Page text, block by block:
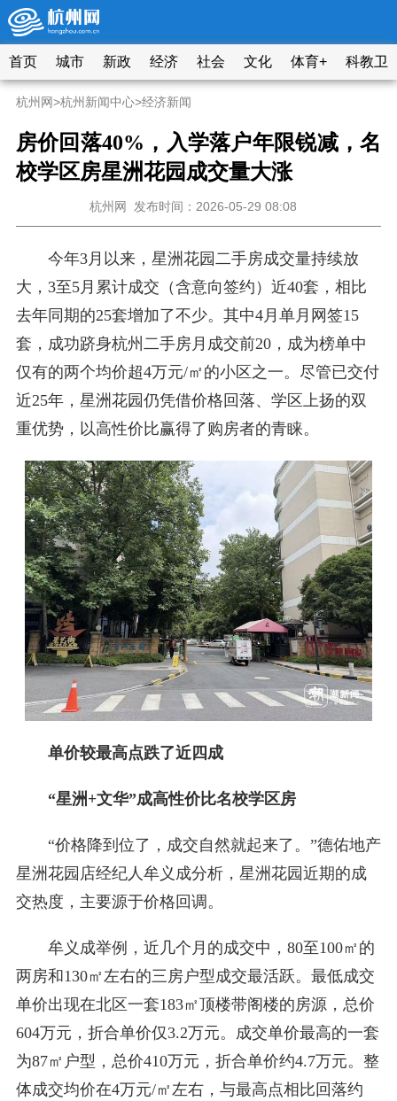
首页 城市 新政 经济 社会 文化 体育+ 科教卫
杭州网>杭州新闻中心>经济新闻
房价回落40%，入学落户年限锐减，名
校学区房星洲花园成交量大涨
杭州网 发布时间：2026-05-29 08:08
今年3月以来，星洲花园二手房成交量持续放
大，3至5月累计成交（含意向签约）近40套，相比
去年同期的25套增加了不少。其中4月单月网签15
套，成功跻身杭州二手房月成交前20，成为榜单中
仅有的两个均价超4万元/㎡的小区之一。尽管已交付
近25年，星洲花园仍凭借价格回落、学区上扬的双
重优势，以高性价比赢得了购房者的青睐。
单价较最高点跌了近四成
“星洲+文华”成高性价比名校学区房
“价格降到位了，成交自然就起来了。”德佑地产
星洲花园店经纪人牟义成分析，星洲花园近期的成
交热度，主要源于价格回调。
牟义成举例，近几个月的成交中，80至100㎡的
两房和130㎡左右的三房户型成交最活跃。最低成交
单价出现在北区一套183㎡顶楼带阁楼的房源，总价
604万元，折合单价仅3.2万元。成交单价最高的一套
为87㎡户型，总价410万元，折合单价约4.7万元。整
体成交均价在4万元/㎡左右，与最高点相比回落约